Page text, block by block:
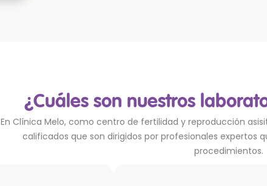
¿Cuáles son nuestros
En Clínica Melo, como centro de fertilidad y reproducción
calificados que son dirigidos por profesionales expertos
procedimientos.